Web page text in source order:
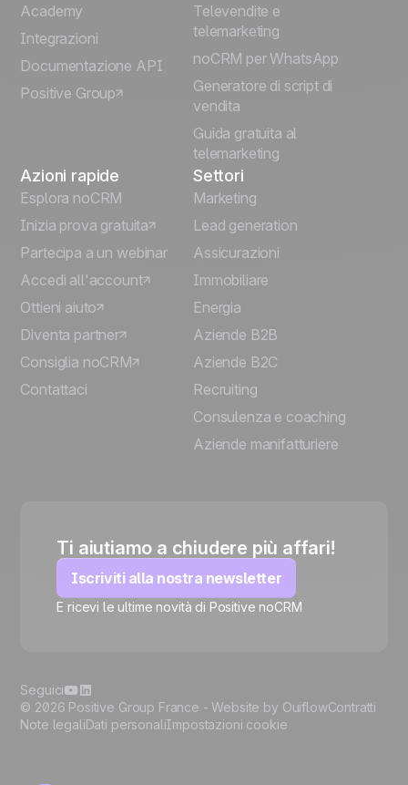
🍪
Manage cookies
Español
Português
Deutsch
Academy
Integrazioni
Documentazione API
Positive Group
Televendite e
telemarketing
noCRM per WhatsApp
Generatore di script di
vendita
Guida gratuita al
telemarketing
Azioni rapide
Esplora noCRM
Inizia prova gratuita
Partecipa a un webinar
Accedi all'account
Ottieni aiuto
Diventa partner
Consiglia noCRM
Contattaci
Settori
Marketing
Lead generation
Assicurazioni
Immobiliare
Energia
Aziende B2B
Aziende B2C
Recruiting
Consulenza e coaching
Aziende manifatturiere
Ti aiutiamo a chiudere più affari!
Iscriviti alla nostra newsletter
E ricevi le ultime novità di Positive noCRM
© 2026 Positive Group France -Website by OuiflowContratti
Note legaliDati personaliImpostazioni cookie
Seguici